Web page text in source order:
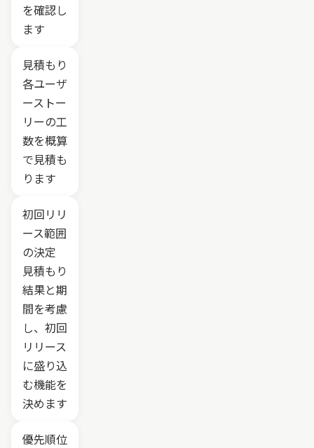
を確認し
ます
見積もり
各ユーザ
ーストー
リーの工
数を概算
で見積も
ります
初回リリ
ース範囲
の決定
見積もり
結果と期
間を考慮
し、初回
リリース
に盛り込
む機能を
決めます
優先順位